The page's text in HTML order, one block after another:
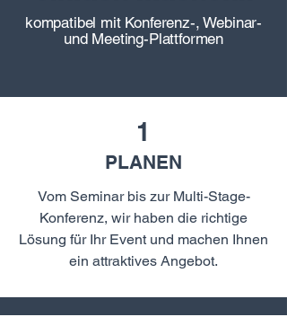
kompatibel mit Konferenz-, Webinar-
und Meeting-Plattformen
1
PLANEN
Vom Seminar bis zur Multi-Stage-
Konferenz, wir haben die richtige
Lösung für Ihr Event und machen Ihnen
ein attraktives Angebot.